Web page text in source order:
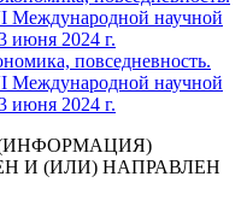
повседневность.
Международной научной
июня 2024 г.
И (ИЛИ) НАПРАВЛЕН